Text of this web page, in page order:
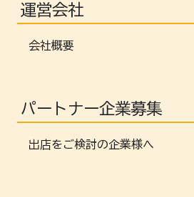
運営会社
会社概要
パートナー企業募集
出店をご検討の企業様へ